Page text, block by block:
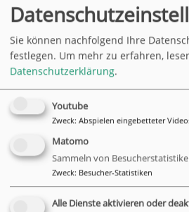
Jahren Alida Schmidt - mutmaßlich
Das Wohnstift in der Bürgerweide
Sie können nachfolgend Ihre
festlegen. Um mehr zu erfahren,
Datenschutzerklärung.
Youtube
Zweck: Abspielen eingebetteter
Matomo
Sammeln von
Zweck: Besucher-Statistiken
Alle Dienste aktivieren oder